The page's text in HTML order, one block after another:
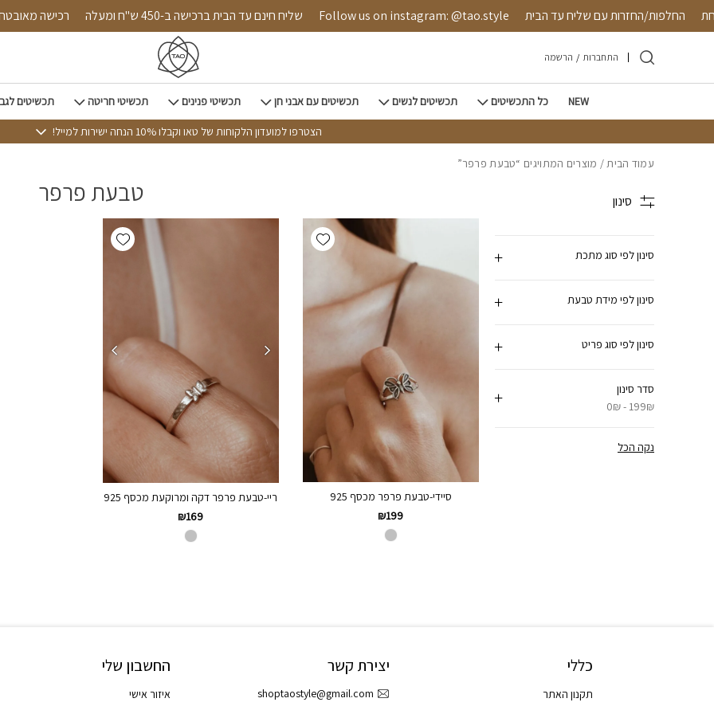
Skip to Contentהחלפות/החזרות עם שליח עד הבית Follow us on instagram: @tao.style שליח חינם עד הבית ברכישה ב-450 ש"ח ומעלה רכישה
התחברות / הרשמה
NEW כל התכשיטים תכשיטים לנשים תכשיטים עם אבני חן תכשיטי פנינים תכשיטי חריטה תכשיטים
הצטרפו למועדון הלקוחות של טאו וקבלו 10% הנחה ישירות למייל!
עמוד הבית/ מוצרים המתויגים “טבעת פרפר”
טבעת פרפר סינון
סינון לפי סוג מתכת
סינון לפי מידת טבעת
סינון לפי סוג פריט
סדר סינון
0₪ - 199₪
נקה הכל
Add wishlist
סיידי-טבעת פרפר מכסף 925
₪199
Add wishlist
ריי-טבעת פרפר דקה ומרוקעת מכסף 925
₪169
כללי
תקנון האתר
החשבון שלי
איזור אישי
יצירת קשר
shoptaostyle@gmail.com
בחזרה למעלה